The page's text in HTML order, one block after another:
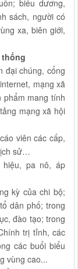
biểu dương,
sách, người có
xa, biên giới,
đại chúng, cổng
mạng xã
phẩm mang tính
mạng xã hội
viên các cấp,
sử…
hiệu, pa nô, áp
kỳ của chi bộ;
dân phố; trong
đào tạo; trong
trị tỉnh, các
các buổi biểu
vùng cao...